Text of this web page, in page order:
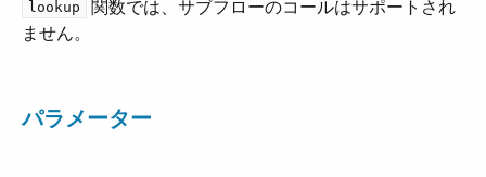
lookup
​ 関数では、サブフローのコールはサポートされ
ません。
パラメーター